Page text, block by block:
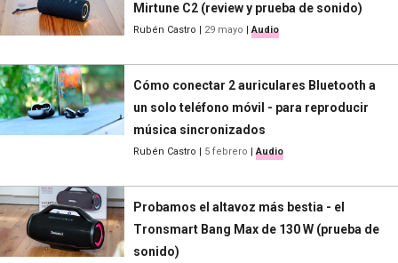
Mirtune C2 (review y prueba de sonido)
Rubén Castro 29 mayo |Audio
Cómo conectar 2 auriculares Bluetooth a
un solo teléfono móvil - para reproducir
música sincronizados
Rubén Castro 5 febrero |Audio
Probamos el altavoz más bestia - el
Tronsmart Bang Max de 130 W (prueba de
sonido)